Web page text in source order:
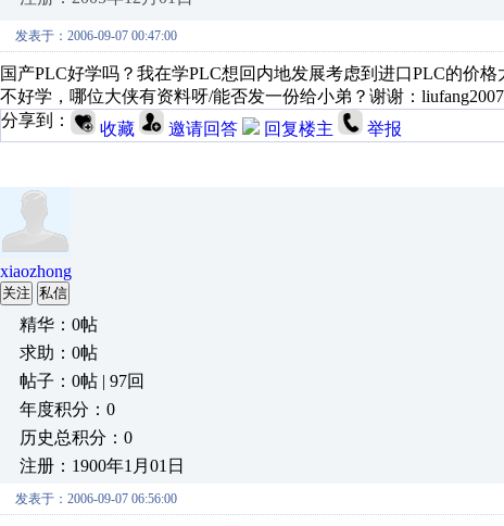
发表于：2006-09-07 00:47:00
国产PLC好学吗？我在学PLC想回内地发展考虑到进口PLC的价
不好学，哪位大侠有资料呀/能否发一份给小弟？谢谢：
分享到：
收藏 邀请回答 回复楼主 举报
xiaozhong
关注 私信
精华：0帖
求助：0帖
帖子：0帖 | 97回
年度积分：0
历史总积分：0
注册：1900年1月01日
发表于：2006-09-07 06:56:00